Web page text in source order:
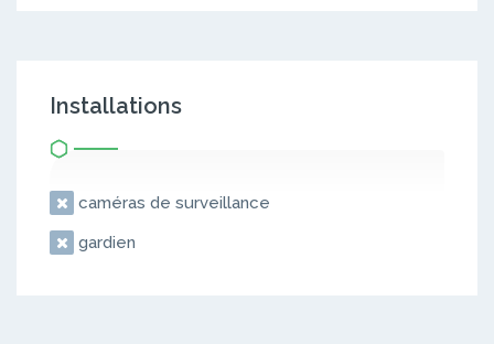
Installations
caméras de surveillance
gardien